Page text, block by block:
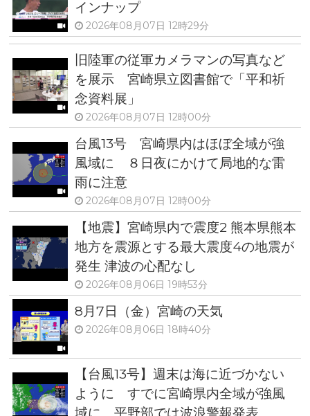
インナップ
2026年08月07日 12時29分
旧陸軍の従軍カメラマンの写真など
を展示 宮崎県立図書館で「平和祈
念資料展」
2026年08月07日 12時00分
台風13号 宮崎県内はほぼ全域が強
風域に ８日夜にかけて局地的な雷
雨に注意
2026年08月07日 12時00分
【地震】宮崎県内で震度2 熊本県熊本
地方を震源とする最大震度4の地震が
発生 津波の心配なし
2026年08月06日 19時53分
8月7日（金）宮崎の天気
2026年08月06日 18時40分
【台風13号】週末は海に近づかない
ように すでに宮崎県内全域が強風
域に 平野部では波浪警報発表